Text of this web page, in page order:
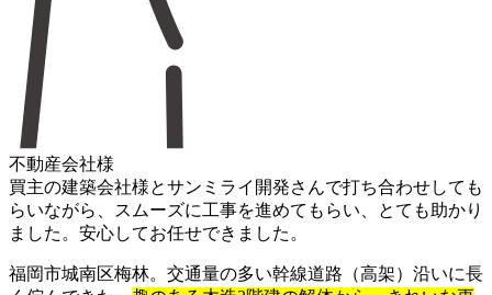
不動産会社様
買主の建築会社様とサンミライ開発さんで打ち合わせしても
らいながら、スムーズに工事を進めてもらい、とても助かり
ました。安心してお任せできました。
福岡市城南区梅林。交通量の多い幹線道路（高架）沿いに長